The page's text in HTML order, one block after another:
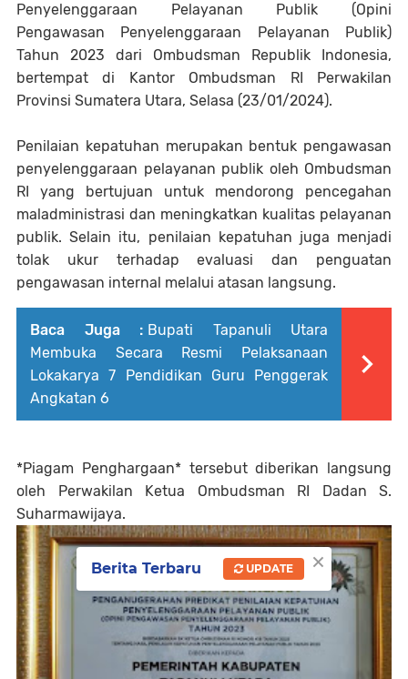
Penyelenggaraan Pelayanan Publik (Opini
Pengawasan Penyelenggaraan Pelayanan Publik)
Tahun 2023 dari Ombudsman Republik Indonesia,
bertempat di Kantor Ombudsman RI Perwakilan
Provinsi Sumatera Utara, Selasa (23/01/2024).
Penilaian kepatuhan merupakan bentuk pengawasan
penyelenggaraan pelayanan publik oleh Ombudsman
RI yang bertujuan untuk mendorong pencegahan
maladministrasi dan meningkatkan kualitas pelayanan
publik. Selain itu, penilaian kepatuhan juga menjadi
tolak ukur terhadap evaluasi dan penguatan
pengawasan internal melalui atasan langsung.
Baca Juga : Bupati Tapanuli Utara
Membuka Secara Resmi Pelaksanaan
Lokakarya 7 Pendidikan Guru Penggerak
Angkatan 6
*Piagam Penghargaan* tersebut diberikan langsung
oleh Perwakilan Ketua Ombudsman RI Dadan S.
Suharmawijaya.
×
Berita Terbaru UPDATE